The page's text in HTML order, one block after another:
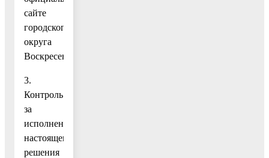
сайте
городского
округа
Воскресенск.
3.
Контроль
за
исполнением
настоящего
решения